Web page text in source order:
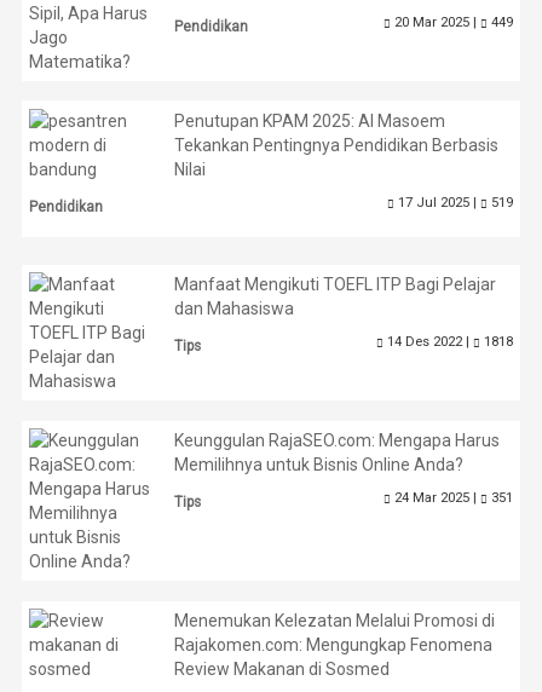
Pendidikan 20 Mar 2025 | 449
Penutupan KPAM 2025: Al Masoem
Tekankan Pentingnya Pendidikan Berbasis
Nilai
Pendidikan 17 Jul 2025 | 519
Manfaat Mengikuti TOEFL ITP Bagi Pelajar
dan Mahasiswa
Tips 14 Des 2022 | 1818
Keunggulan RajaSEO.com: Mengapa Harus
Memilihnya untuk Bisnis Online Anda?
Tips 24 Mar 2025 | 351
Menemukan Kelezatan Melalui Promosi di
Rajakomen.com: Mengungkap Fenomena
Review Makanan di Sosmed